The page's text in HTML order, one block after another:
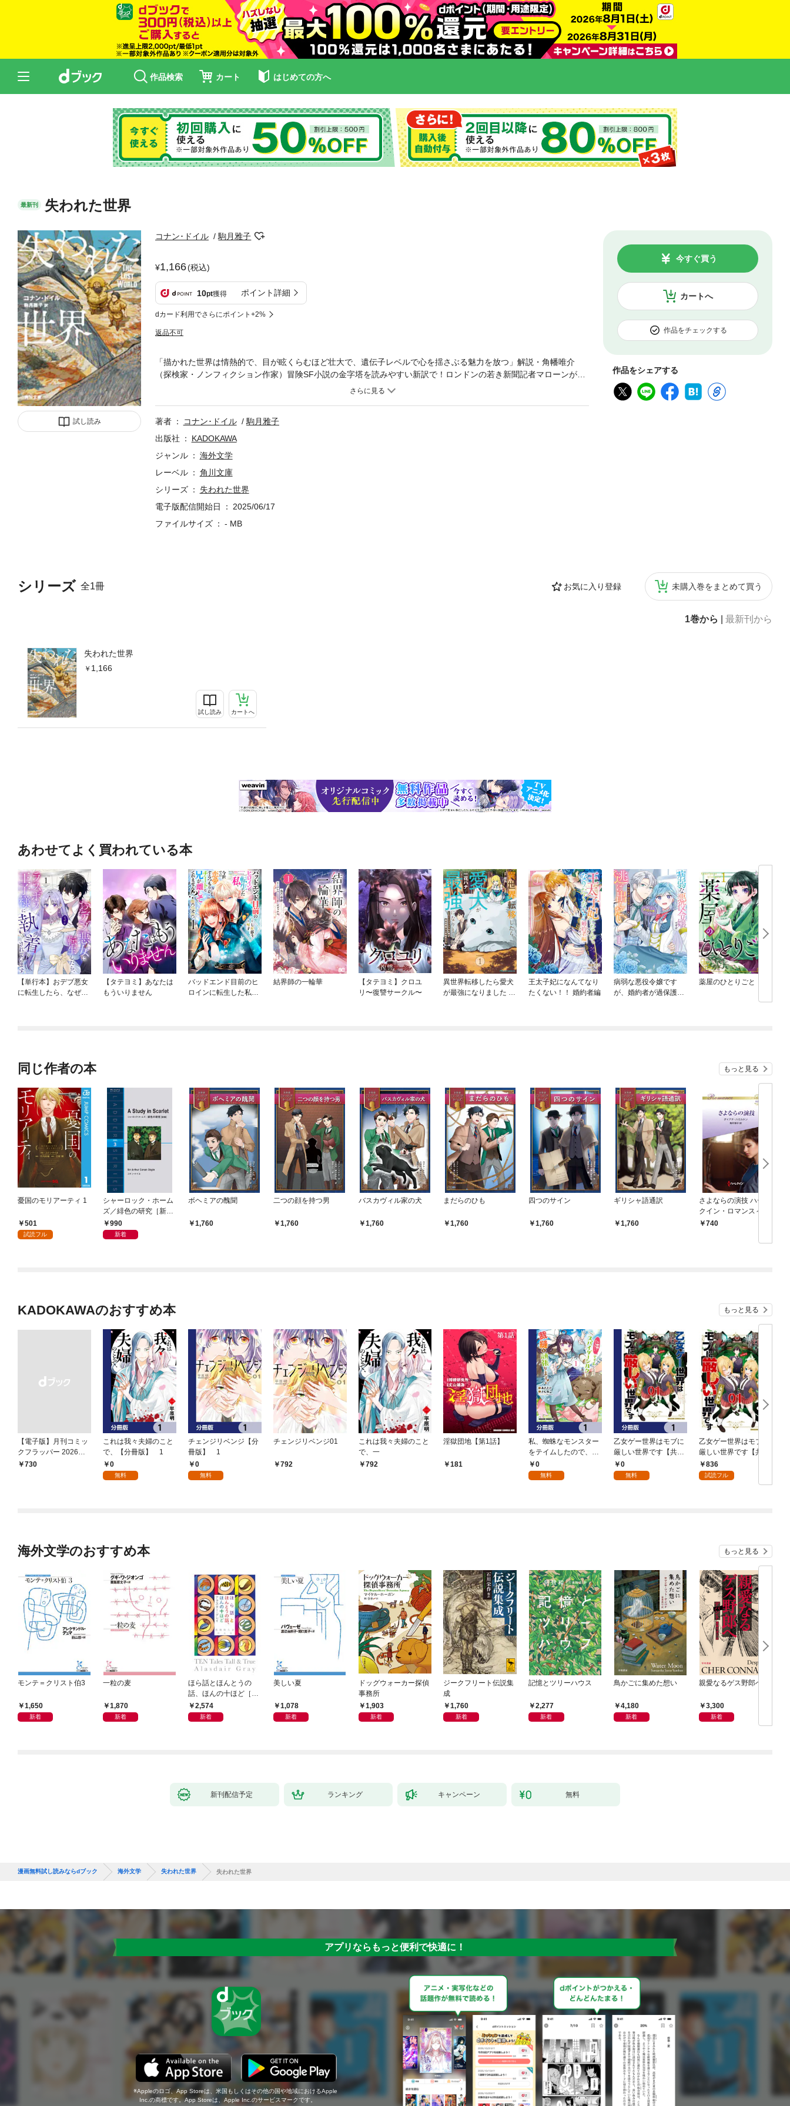
作品検索 カート はじめての方へ
最新刊 失われた世界
試し読み
コナン･ドイル 駒月雅子
1,166(税込)
10pt獲得 ポイント詳細
dカード利用でさらにポイント+2%
返品不可
カートへ
今すぐ買う
作品をチェックする
作品をシェアする
シリーズ 全1冊 お気に入り登録 未購入巻をまとめて買う
1巻から 最新刊から
失われた世界
1,166
試し読み カートへ
「描かれた世界は情熱的で、目が眩くらむほど壮大で、遺伝子レベルで心を揺さぶる魅力を放つ」解説・角幡唯介
（探検家・ノンフィクション作家）冒険SF小説の金字塔を読みやすい新訳で！ロンドンの若き新聞記者マローンが恋
焦がれる才女グラディス。彼女との結婚の条件は「英雄的な行いを為すこと」。博覧強記で乱暴者の科学者・チャレ
古典的傑作を読みやすい新訳で贈る。
著者 コナン･ドイル
駒月雅子
出版社
KADOKAWA
ジャンル
海外文学
レーベル
角川文庫
シリーズ
失われた世界
電子版配信開始日
2025/06/17
ファイルサイズ
- MB
あわせてよく買われている本
【単行本】おデブ悪女
に転生したら、なぜか
【タテヨミ】あなたは
もういりません
バッドエンド目前のヒ
ロインに転生した私、
結界師の一輪華
【タテヨミ】クロユ
リ〜復讐サークル〜
異世界転移したら愛犬
が最強になりました ～
王太子妃になんてなり
たくない！！ 婚約者編
病弱な悪役令嬢です
が、婚約者が過保護す
薬屋のひとりごと
同じ作者の本 もっと見る
憂国のモリアーティ 1
501
試読フル
シャーロック・ホーム
ズ／緋色の研究［新
版］990
新着
ボヘミアの醜聞
1,760
二つの顔を持つ男
1,760
バスカヴィル家の犬
1,760
まだらのひも
1,760
四つのサイン
1,760
ギリシャ語通訳
1,760
さよならの演技 ハーレ
クイン・ロマンス～伝
説の名作選～【ハーレ
740
KADOKAWAのおすすめ本 もっと見る
【電子版】月刊コミッ
クフラッパー 2026年9
月号
￥730
これは我々夫婦のこと
で、【分冊版】 1
0
無料
チェンジリベンジ【分
冊版】 1
0
無料
チェンジリベンジ01
792
これは我々夫婦のこと
で、一
792
淫獄団地【第1話】
181
私、蜘蛛なモンスター
をテイムしたので、ス
パイダーシルクで裁縫
を頑張ります！【分冊
0
無料
乙女ゲー世界はモブに
厳しい世界です【共和
国編】【分冊版】 1
0
無料
乙女ゲー世界はモブに
厳しい世界です【共和
国編】 ０１
836
試読フル
海外文学のおすすめ本 もっと見る
モンテ＝クリスト伯3
1,650
新着
一粒の麦
1,870
新着
ほら話とほんとうの
話、ほんの十ほど［新
装版］
2,574
新着
美しい夏
1,078
新着
ドッグウォーカー探偵
事務所
1,903
新着
ジークフリート伝説集
成
1,760
新着
記憶とツリーハウス
2,277
新着
鳥かごに集めた想い
4,180
新着
親愛なるゲス野郎へ
3,300
新着
新刊配信予定 ランキング キャンペーン 無料
漫画無料試し読みならdブック 海外文学 失われた世界 失われた世界
アプリならもっと便利で快適に！
Appleのロゴ、App Storeは、米国もしくはその他の国や地域におけるApple
Inc.の商標です。App Storeは、Apple Inc.のサービスマークです。